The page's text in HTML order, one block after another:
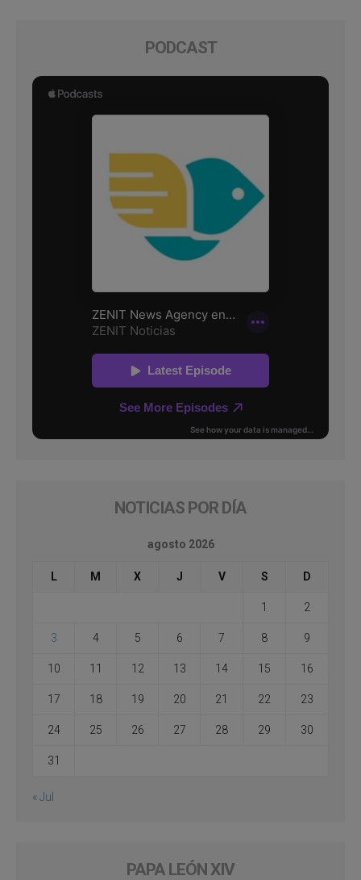
PODCAST
NOTICIAS POR DÍA
agosto 2026
L M X J V S D
1 2
3 4 5 6 7 8 9
10 11 12 13 14 15 16
17 18 19 20 21 22 23
24 25 26 27 28 29 30
31
« Jul
PAPA LEÓN XIV